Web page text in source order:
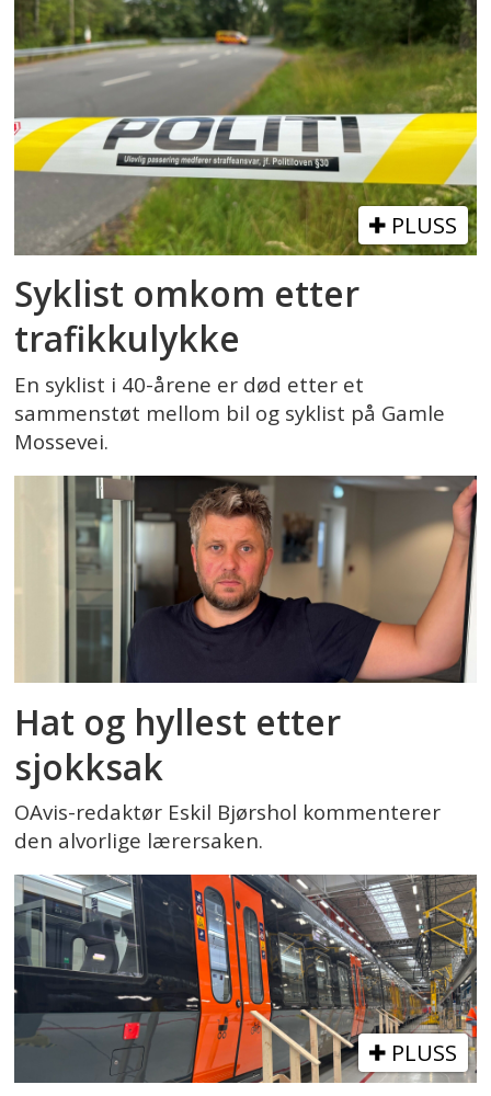
PLUSS
Syklist omkom etter
trafikkulykke
En syklist i 40-årene er død etter et
sammenstøt mellom bil og syklist på Gamle
Mossevei.
Hat og hyllest etter
sjokksak
OAvis-redaktør Eskil Bjørshol kommenterer
den alvorlige lærersaken.
PLUSS